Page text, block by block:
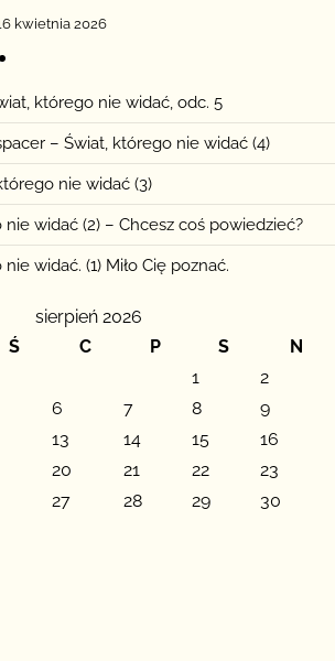
kwietnia 2026
którego nie widać, odc. 5
– Świat, którego nie widać (4)
nie widać (3)
widać (2) – Chcesz coś powiedzieć?
widać. (1) Miło Cię poznać.
sierpień 2026
Ś C P S
N
1
2
6 7 8
9
13 14 15
16
20 21 22
23
27 28 29
30